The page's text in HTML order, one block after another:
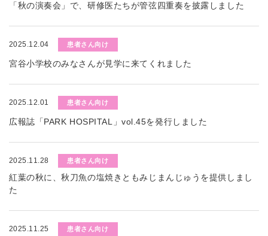
「秋の演奏会」で、研修医たちが管弦四重奏を披露しました
2025.12.04 患者さん向け
宮谷小学校のみなさんが見学に来てくれました
2025.12.01 患者さん向け
広報誌「PARK HOSPITAL」vol.45を発行しました
2025.11.28 患者さん向け
紅葉の秋に、秋刀魚の塩焼きともみじまんじゅうを提供しまし
た
2025.11.25 患者さん向け